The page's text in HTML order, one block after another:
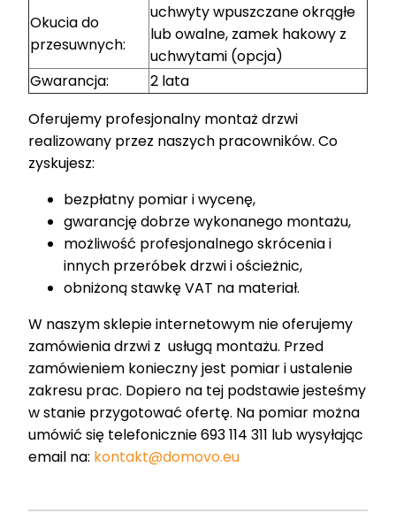
Okucia do
przesuwnych:
uchwyty wpuszczane okrągłe
lub owalne, zamek hakowy z
uchwytami (opcja)
Gwarancja:
2 lata
Oferujemy profesjonalny montaż drzwi
realizowany przez naszych pracowników. Co
zyskujesz:
bezpłatny pomiar i wycenę,
gwarancję dobrze wykonanego montażu,
możliwość profesjonalnego skrócenia i
innych przeróbek drzwi i ościeżnic,
obniżoną stawkę VAT na materiał.
W naszym sklepie internetowym nie oferujemy
zamówienia drzwi z usługą montażu. Przed
zamówieniem konieczny jest pomiar i ustalenie
zakresu prac. Dopiero na tej podstawie jesteśmy
w stanie przygotować ofertę. Na pomiar można
umówić się telefonicznie 693 114 311 lub wysyłając
email na: kontakt@domovo.eu